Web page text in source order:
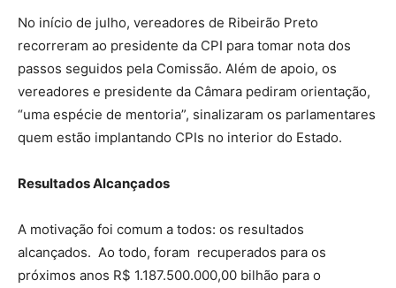
No início de julho, vereadores de Ribeirão Preto
recorreram ao presidente da CPI para tomar nota dos
passos seguidos pela Comissão. Além de apoio, os
vereadores e presidente da Câmara pediram orientação,
“uma espécie de mentoria”, sinalizaram os parlamentares
quem estão implantando CPIs no interior do Estado.
Resultados Alcançados
A motivação foi comum a todos: os resultados
alcançados. Ao todo, foram recuperados para os
próximos anos R$ 1.187.500.000,00 bilhão para o